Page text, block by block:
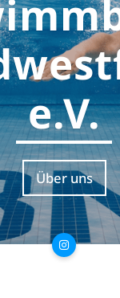
e.V.
Über uns